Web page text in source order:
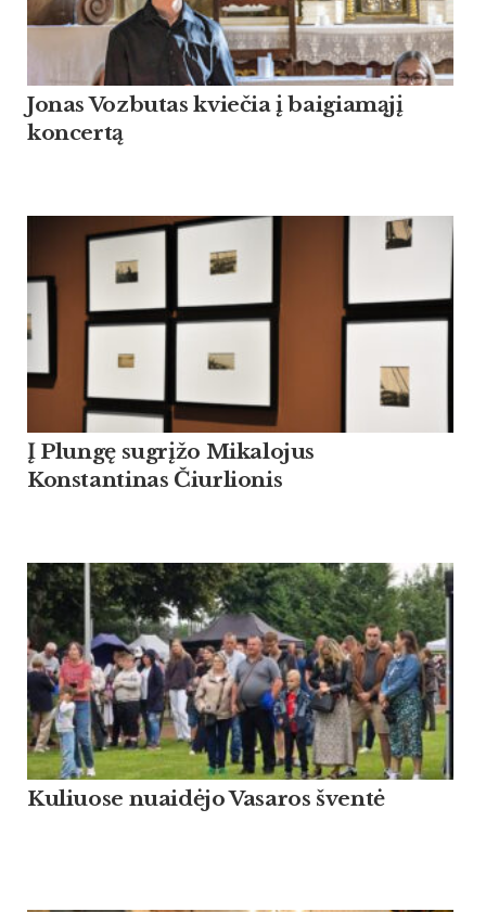
Jonas Vozbutas kviečia į baigiamąjį
koncertą
Į Plungę sugrįžo Mikalojus
Konstantinas Čiurlionis
Kuliuose nuaidėjo Vasaros šventė